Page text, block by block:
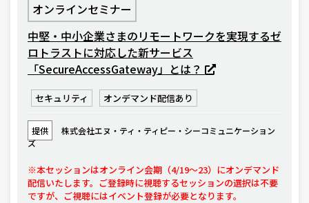
オンラインセミナー
中堅・中小企業さまのリモートワークを実現するゼ
ロトラストに対応した新サービス
「SecureAccessGateway」とは？
セキュリティ オンデマンド配信あり
提供
株式会社エヌ・ティ・ティピー・シーコミュニケーション
ズ
※本セッションはオンライン会期（4/19〜23）にオンデマンド
配信いたします。ご登録時に視聴するセッションの選択は不要
ですが、ご視聴にはイベント登録が必要となります。